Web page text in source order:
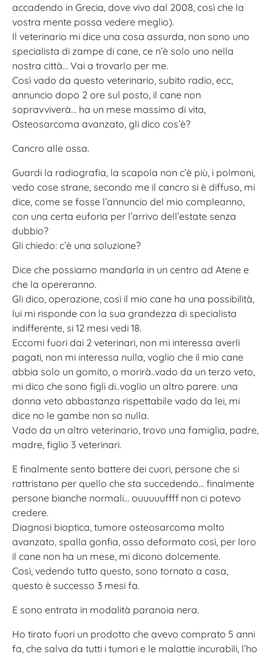
accadendo in Grecia, dove vivo dal 2008, così che la
vostra mente possa vedere meglio).
Il veterinario mi dice una cosa assurda, non sono uno
specialista di zampe di cane, ce n’è solo uno nella
nostra città… Vai a trovarlo per me.
Così vado da questo veterinario, subito radio, ecc,
annuncio dopo 2 ore sul posto, il cane non
sopravviverà… ha un mese massimo di vita,
Osteosarcoma avanzato, gli dico cos’è?
Cancro alle ossa.
Guardi la radiografia, la scapola non c’è più, i polmoni,
vedo cose strane, secondo me il cancro si è diffuso, mi
dice, come se fosse l’annuncio del mio compleanno,
con una certa euforia per l’arrivo dell’estate senza
dubbio?
Gli chiedo: c’è una soluzione?
Dice che possiamo mandarla in un centro ad Atene e
che la opereranno.
Gli dico, operazione, così il mio cane ha una possibilità,
lui mi risponde con la sua grandezza di specialista
indifferente, si 12 mesi vedi 18.
Eccomi fuori dai 2 veterinari, non mi interessa averli
pagati, non mi interessa nulla, voglio che il mio cane
abbia solo un gomito, o morirà..vado da un terzo veto,
mi dico che sono figli di..voglio un altro parere. una
donna veto abbastanza rispettabile vado da lei, mi
dice no le gambe non so nulla.
Vado da un altro veterinario, trovo una famiglia, padre,
madre, figlio 3 veterinari.
E finalmente sento battere dei cuori, persone che si
rattristano per quello che sta succedendo… finalmente
persone bianche normali… ouuuuuffff non ci potevo
credere.
Diagnosi bioptica, tumore osteosarcoma molto
avanzato, spalla gonfia, osso deformato così, per loro
il cane non ha un mese, mi dicono dolcemente.
Così, vedendo tutto questo, sono tornato a casa,
questo è successo 3 mesi fa.
E sono entrata in modalità paranoia nera.
Ho tirato fuori un prodotto che avevo comprato 5 anni
fa, che salva da tutti i tumori e le malattie incurabili, l’ho